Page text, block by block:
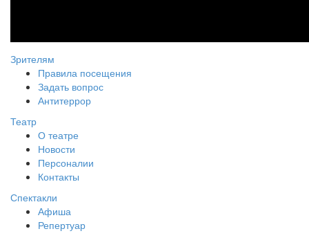
Зрителям
Правила посещения
Задать вопрос
Антитеррор
Театр
О театре
Новости
Персоналии
Контакты
Спектакли
Афиша
Репертуар